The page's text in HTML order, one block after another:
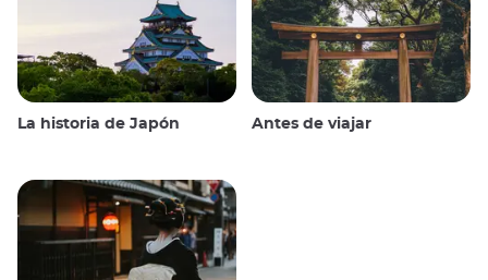
La historia de Japón Antes de viajar